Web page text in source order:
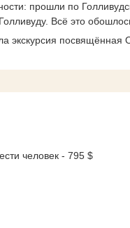
прошли по
Всё это
экскурсия посвящённая
человек - 795 $